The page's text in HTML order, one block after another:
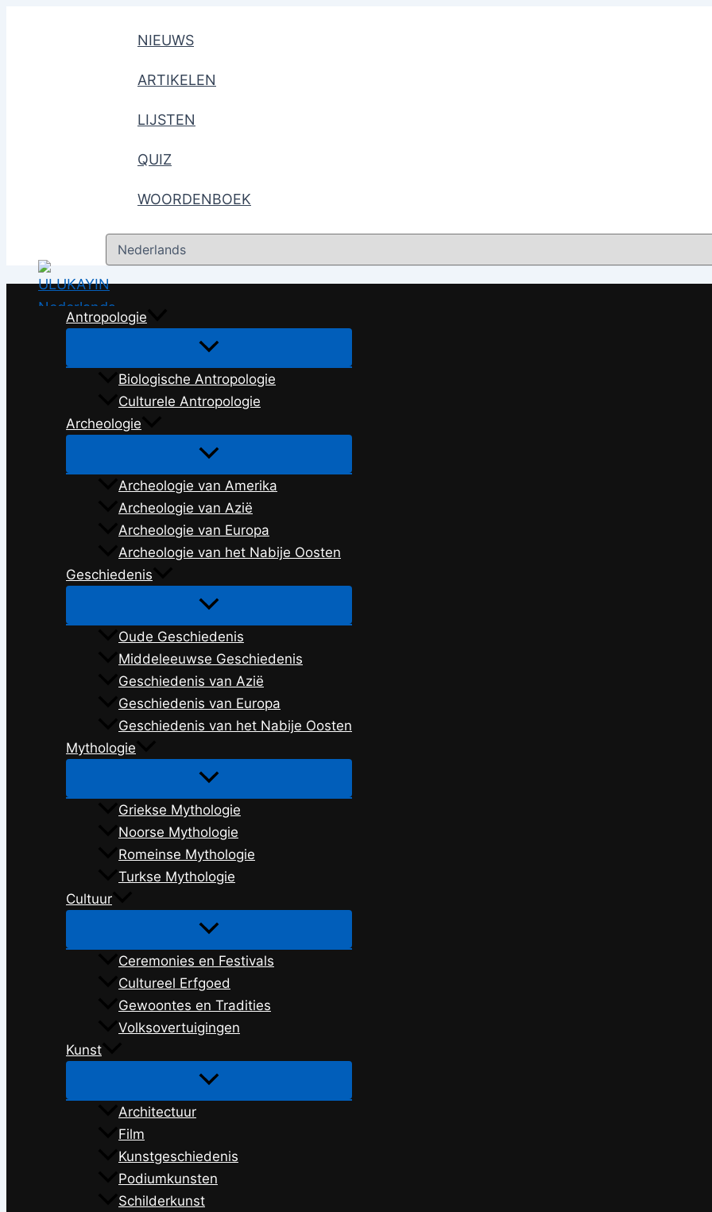
NIEUWS
ARTIKELEN
LIJSTEN
QUIZ
WOORDENBOEK
Kies
een
Antropologie
Biologische Antropologie
Culturele Antropologie
Archeologie
Archeologie van Amerika
Archeologie van Azië
Archeologie van Europa
Archeologie van het Nabije Oosten
Geschiedenis
Oude Geschiedenis
Middeleeuwse Geschiedenis
Geschiedenis van Azië
Geschiedenis van Europa
Geschiedenis van het Nabije Oosten
Mythologie
Griekse Mythologie
Noorse Mythologie
Romeinse Mythologie
Turkse Mythologie
Cultuur
Ceremonies en Festivals
Cultureel Erfgoed
Gewoontes en Tradities
Volksovertuigingen
Kunst
Architectuur
Film
Kunstgeschiedenis
Podiumkunsten
Schilderkunst